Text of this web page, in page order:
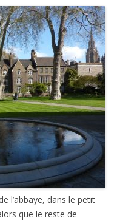
l’abbaye, dans le petit
que le reste de